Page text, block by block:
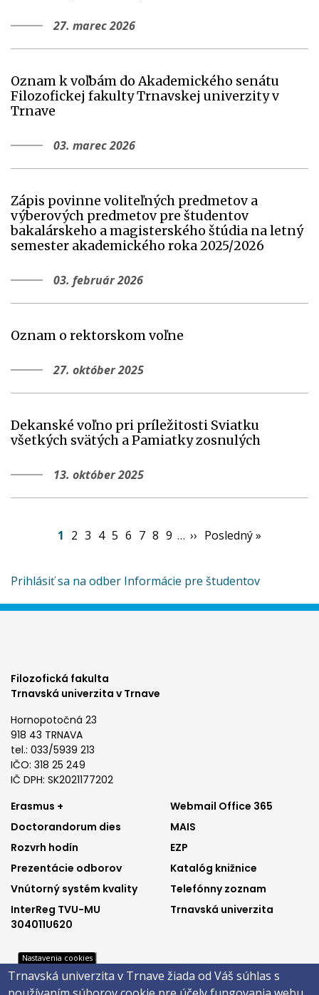
27. marec 2026
Oznam k voľbám do Akademického senátu
Filozofickej fakulty Trnavskej univerzity v
Trnave
03. marec 2026
Zápis povinne voliteľných predmetov a
výberových predmetov pre študentov
bakalárskeho a magisterského štúdia na letný
semester akademického roka 2025/2026
03. február 2026
Oznam o rektorskom voľne
27. október 2025
Dekanské voľno pri príležitosti Sviatku
všetkých svätých a Pamiatky zosnulých
13. október 2025
Pagination
Aktuálna
1 Page
2 Page
3 Page
4 Page
5 Page
6 Page
7 Page
8 Page
9 … Ďalšia
›› Posledná
Posledný »
Prihlásiť sa na odber Informácie pre študentov
Filozofická fakulta
Trnavská univerzita v Trnave
Hornopotočná 23
918 43 TRNAVA
tel.: 033/5939 213
IČO: 318 25 249
IČ DPH: SK2021177202
Footer
menu
1
Erasmus +
Doctorandorum dies
Rozvrh hodín
Prezentácie odborov
Vnútorný systém kvality
InterReg TVU-MU
304011U620
Footer
menu
2
Webmail Office 365
MAIS
EZP
Katalóg knižnice
Telefónny zoznam
Trnavská univerzita
Footer
Katalóg knižnice
FooterE-shop
Nastavenia cookies
Trnavská univerzita v Trnave žiada od Váš súhlas s